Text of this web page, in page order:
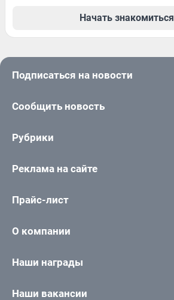
Начать знакомиться
Подписаться на новости
Сообщить новость
Рубрики
Реклама на сайте
Прайс-лист
О компании
Наши награды
Наши вакансии